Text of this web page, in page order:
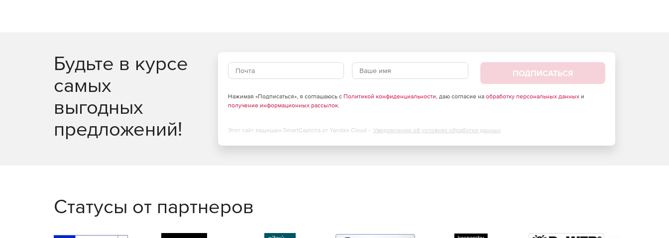
Будьте в курсе
самых
выгодных
предложений!
ПОДПИСАТЬСЯ
Нажимая «Подписаться», я соглашаюсь с Политикой конфиденциальности, даю согласие на обработку персональных данныхи
получение информационных рассылок.
Этот сайт защищен SmartCaptcha от Yandex Cloud - Уведомление об условиях обработки данных
Статусы от партнеров